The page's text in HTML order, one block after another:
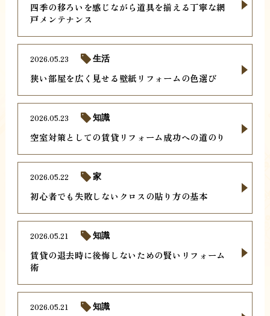
四季の移ろいを感じながら道具を揃える丁寧な網
戸メンテナンス
狭い部屋を広く見せる壁紙リフォームの色選び
2026.05.23 生活
空室対策としての賃貸リフォーム成功への道のり
2026.05.23 知識
初心者でも失敗しないクロスの貼り方の基本
2026.05.22 家
賃貸の退去時に後悔しないための賢いリフォーム
術
2026.05.21 知識
2026.05.21 知識